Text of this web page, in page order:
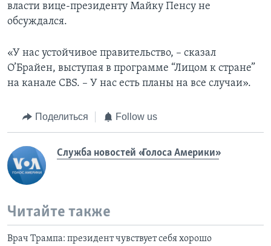
власти вице-президенту Майку Пенсу не
обсуждался.
«У нас устойчивое правительство, – сказал
О’Брайен, выступая в программе “Лицом к стране”
на канале CBS. – У нас есть планы на все случаи».
Поделиться Follow us
Служба новостей «Голоса Америки»
Читайте также
Врач Трампа: президент чувствует себя хорошо